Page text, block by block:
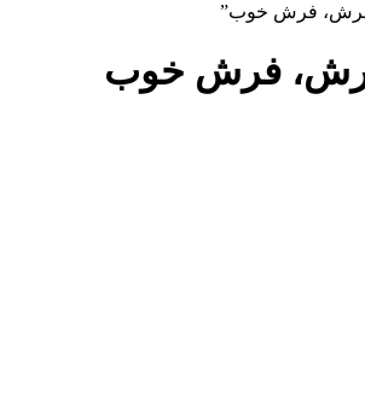
فرش، فرش خوب”
فرش، فرش خوب